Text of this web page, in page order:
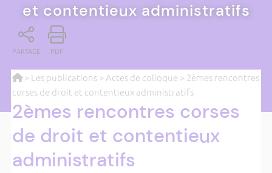
et contentieux administratifs
PARTAGE PDF
> Les publications> Actes de colloque > 2èmes rencontres
corses de droit et contentieux administratifs
2èmes rencontres corses
de droit et contentieux
administratifs